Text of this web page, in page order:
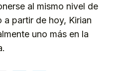
al mismo nivel de
a partir de hoy, Kirian
uno más en la